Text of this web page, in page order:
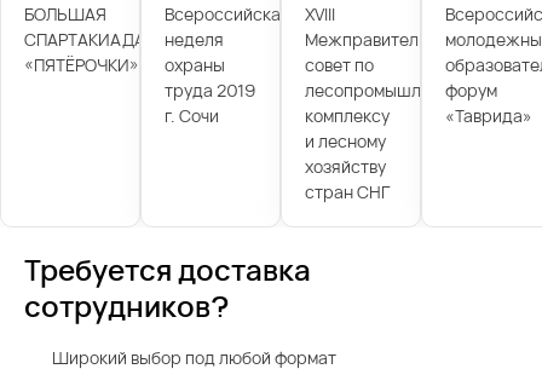
БОЛЬШАЯ
СПАРТАКИАДА
«ПЯТЁРОЧКИ»
Всероссийская
неделя
охраны
труда 2019
г. Сочи
XVIII
Межправительственный
совет по
лесопромышленному
комплексу
и лесному
хозяйству
стран СНГ
форум
«Таврида»
Требуется доставка
сотрудников?
Широкий выбор под любой формат